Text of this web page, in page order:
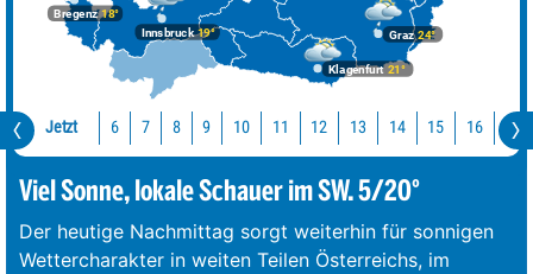
Bregenz18°
Graz24°
Innsbruck19°
Klagenfurt 21°
Jetzt 6 7 8 9 10 11 12 13 14 15 16 17
Viel Sonne, lokale Schauer im SW. 5/20°
Der heutige Nachmittag sorgt weiterhin für sonnigen
Wettercharakter in weiten Teilen Österreichs, im